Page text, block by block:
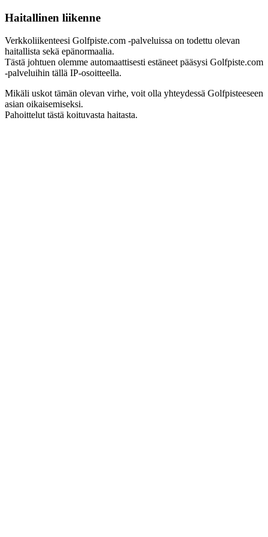
Haitallinen liikenne
Verkkoliikenteesi Golfpiste.com -palveluissa on todettu olevan
haitallista sekä epänormaalia.
Tästä johtuen olemme automaattisesti estäneet pääsysi Golfpiste.com
-palveluihin tällä IP-osoitteella.
Mikäli uskot tämän olevan virhe, voit olla yhteydessä Golfpisteeseen
asian oikaisemiseksi.
Pahoittelut tästä koituvasta haitasta.